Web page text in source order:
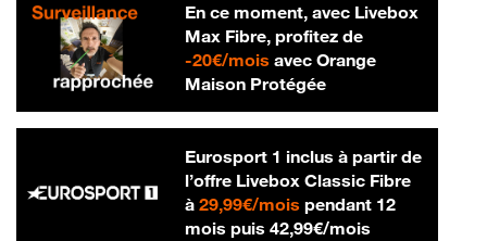
En ce moment, avec Livebox
Max Fibre, profitez de
-20€/mois20 € par mois
avec Orange
Maison Protégée
Eurosport 1 inclus à partir de
l’offre Livebox Classic Fibre
à 29,99€/mois29,99 € par mois
pendant 12
mois puis 42,99€/mois42,99 € par